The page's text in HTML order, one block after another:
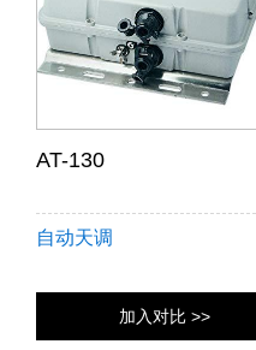
AT-130
自动天调
加入对比 >>